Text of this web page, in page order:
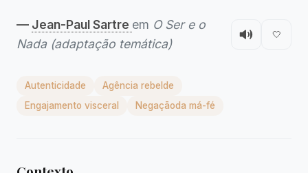
— Jean-Paul Sartre em O Ser e o
Nada (adaptação temática)
🤍
Autenticidade
Agência rebelde
Engajamento visceral
Negaçāoda má-fé